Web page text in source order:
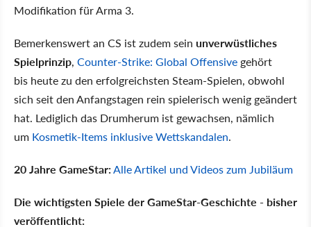
Modifikation für Arma 3.
Bemerkenswert an CS ist zudem sein unverwüstliches
Spielprinzip, Counter-Strike: Global Offensive gehört
bis heute zu den erfolgreichsten Steam-Spielen, obwohl
sich seit den Anfangstagen rein spielerisch wenig geändert
hat. Lediglich das Drumherum ist gewachsen, nämlich
um Kosmetik-Items inklusive Wettskandalen.
20 Jahre GameStar:Alle Artikel und Videos zum Jubiläum
Die wichtigsten Spiele der GameStar-Geschichte - bisher
veröffentlicht: